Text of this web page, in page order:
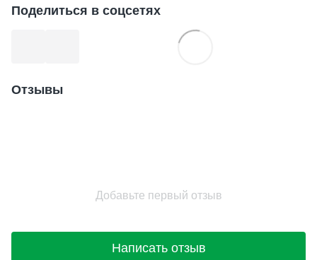
Поделиться в соцсетях
Отзывы
Добавьте первый отзыв
Написать отзыв